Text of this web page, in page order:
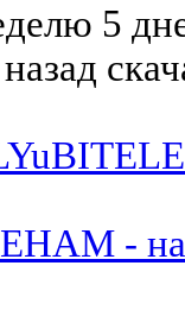
5
-